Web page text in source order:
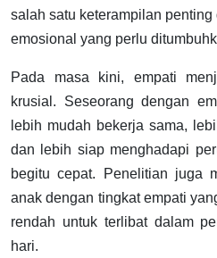
salah satu keterampilan penting
emosional yang perlu
Pada masa kini, empati
krusial. Seseorang dengan
lebih mudah bekerja sama,
dan lebih siap menghadapi
begitu cepat. Penelitian juga
anak dengan tingkat empati
rendah untuk terlibat dalam
hari.